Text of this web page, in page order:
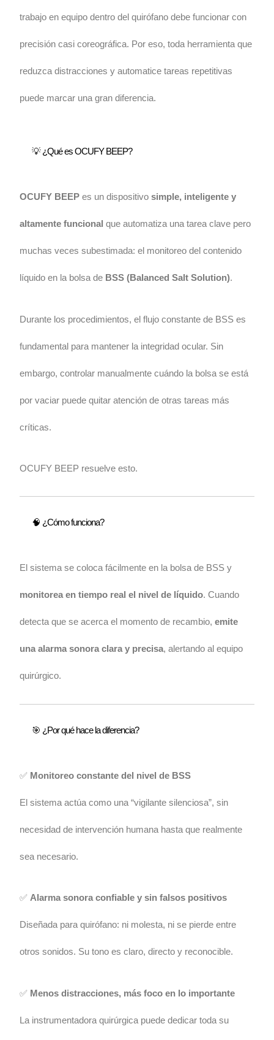
trabajo en equipo dentro del quirófano debe funcionar con
precisión casi coreográfica. Por eso, toda herramienta que
reduzca distracciones y automatice tareas repetitivas
puede marcar una gran diferencia.
💡 ¿Qué es OCUFY BEEP?
OCUFY BEEP es un dispositivosimple, inteligente y
altamente funcional que automatiza una tarea clave pero
muchas veces subestimada: el monitoreo del contenido
líquido en la bolsa de BSS (Balanced Salt Solution).
Durante los procedimientos, el flujo constante de BSS es
fundamental para mantener la integridad ocular. Sin
embargo, controlar manualmente cuándo la bolsa se está
por vaciar puede quitar atención de otras tareas más
críticas.
OCUFY BEEP resuelve esto.
🧠 ¿Cómo funciona?
El sistema se coloca fácilmente en la bolsa de BSS y
monitorea en tiempo real el nivel de líquido. Cuando
detecta que se acerca el momento de recambio,emite
una alarma sonora clara y precisa, alertando al equipo
quirúrgico.
🎯 ¿Por qué hace la diferencia?
✅ Monitoreo constante del nivel de BSS
El sistema actúa como una “vigilante silenciosa”, sin
necesidad de intervención humana hasta que realmente
sea necesario.
✅Alarma sonora confiable y sin falsos positivos
Diseñada para quirófano: ni molesta, ni se pierde entre
otros sonidos. Su tono es claro, directo y reconocible.
✅ Menos distracciones, más foco en lo importante
La instrumentadora quirúrgica puede dedicar toda su